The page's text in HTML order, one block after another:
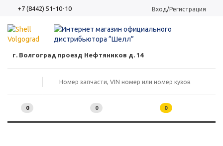
+7 (8442) 51-10-10 Вход/Регистрация
г. Волгоград проезд Нефтяников д. 14
0 0 0